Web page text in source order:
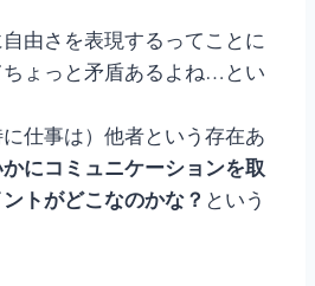
由さを表現するってことに
ょっと矛盾あるよね…とい
仕事は）他者という存在あ
にコミュニケーションを取
トがどこなのかな？ という